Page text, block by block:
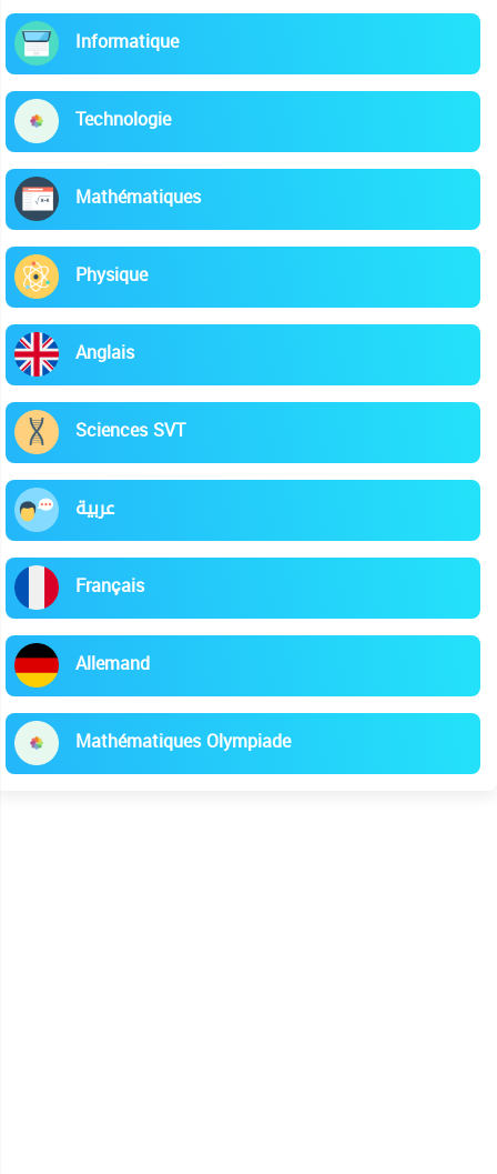
Informatique
Technologie
Mathématiques
Physique
Anglais
Sciences SVT
عربية
Français
Allemand
Mathématiques Olympiade